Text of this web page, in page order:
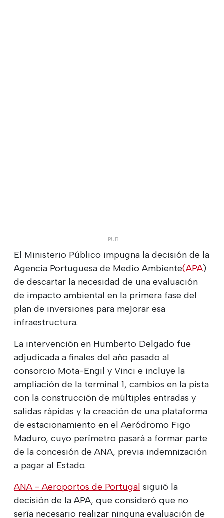
El Ministerio Público impugna la decisión de la
Agencia Portuguesa de Medio Ambiente(APA)
de descartar la necesidad de una evaluación
de impacto ambiental en la primera fase del
plan de inversiones para mejorar esa
infraestructura.
La intervención en Humberto Delgado fue
adjudicada a finales del año pasado al
consorcio Mota-Engil y Vinci e incluye la
ampliación de la terminal 1, cambios en la pista
con la construcción de múltiples entradas y
salidas rápidas y la creación de una plataforma
de estacionamiento en el Aeródromo Figo
Maduro, cuyo perímetro pasará a formar parte
de la concesión de ANA, previa indemnización
a pagar al Estado.
ANA - Aeroportos de Portugal siguió la
decisión de la APA, que consideró que no
sería necesario realizar ninguna evaluación de